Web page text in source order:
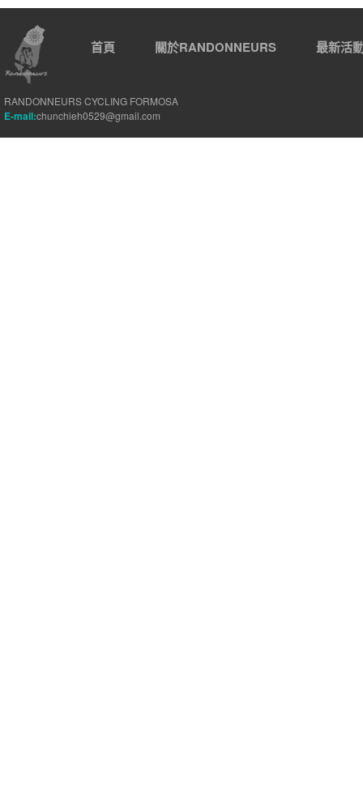
首頁 關於RANDONNEURS 最新活
RANDONNEURS CYCLING FORMOSA
E-mail:chunchieh0529@gmail.com